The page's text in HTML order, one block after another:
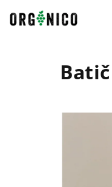
na
obsah